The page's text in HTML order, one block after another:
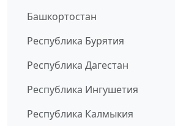
Башкортостан
Республика Бурятия
Республика Дагестан
Республика Ингушетия
Республика Калмыкия